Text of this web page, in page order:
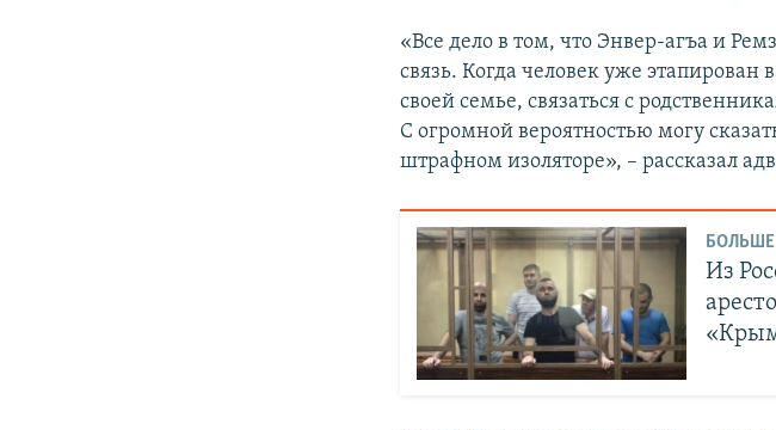
«Все дело в том, что Энвер-агъа и
связь. Когда человек уже
своей семье, связаться с
С огромной вероятностью могу
штрафном изоляторе», – рассказал
Из